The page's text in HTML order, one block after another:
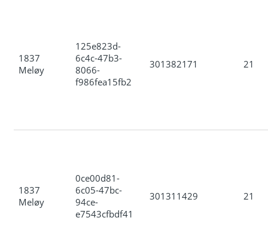
1837
Meløy
125e823d-
6c4c-47b3-
8066-
f986fea15fb2
301382171 21
1837
Meløy
0ce00d81-
6c05-47bc-
94ce-
e7543cfbdf41
301311429 21